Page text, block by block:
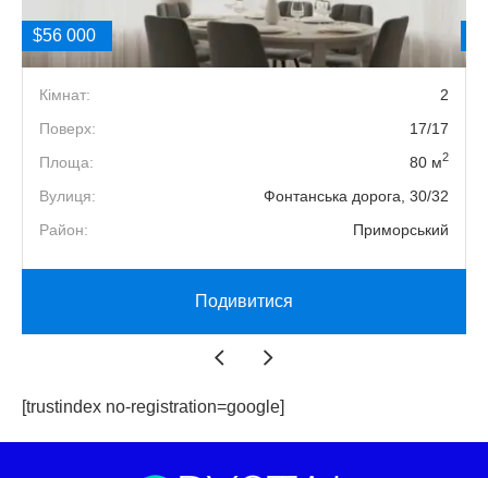
$56 000
Кімнат:
2
Поверх:
17/17
Площа:
80 м2
Вулиця:
Фонтанська дорога, 30/32
Район:
Приморський
Подивитися
[trustindex no-registration=google]